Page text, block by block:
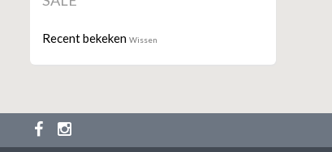
Recent bekeken Wissen